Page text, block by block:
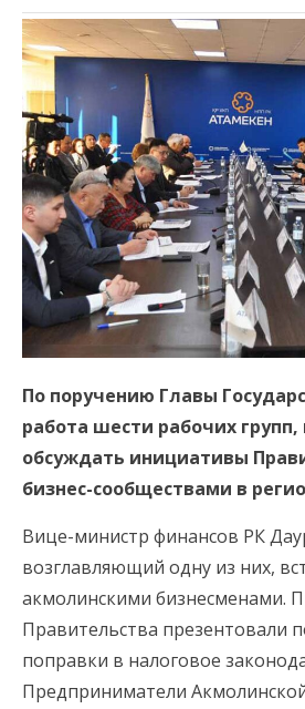
По поручению Главы
работа шести рабочих
обсуждать инициативы
бизнес-сообществами в
Вице-министр финансов РК
возглавляющий одну из них,
акмолинскими бизнесменами.
Правительства презентовали
поправки в налоговое
Предприниматели